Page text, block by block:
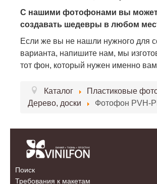
С нашими фотофонами вы
создавать шедевры в любом
Если же вы не нашли нужного для
варианта, напишите нам, мы
тот фон, который нужен именно
Каталог
Пластиковые
Дерево, доски
Фотофон PVH-
Поиск
Требования к макетам